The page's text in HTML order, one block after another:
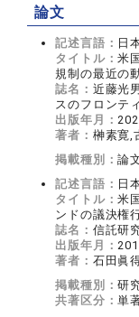
論文
記述言語： 日
タイトル：米
規制の最近の
誌名： 近藤光
スのフロンテ
出版年月：
著者： 榊素寛,
掲載種別：論
記述言語： 日
タイトル：米
ンドの議決権
誌名： 信託研
出版年月：
著者： 石田眞
掲載種別：研
共著区分：単